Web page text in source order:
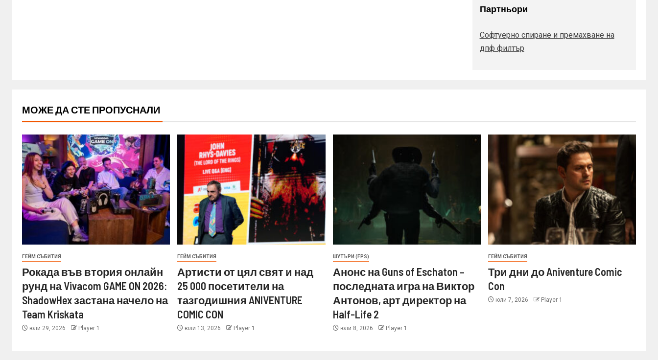
Партньори
Софтуерно спиране и премахване на
дпф филтър
МОЖЕ ДА СТЕ ПРОПУСНАЛИ
ГЕЙМ СЪБИТИЯ
Рокада във втория онлайн
рунд на Vivacom GAME ON 2026:
ShadowHex застана начело на
Team Kriskata
юли 29, 2026 Player 1
ГЕЙМ СЪБИТИЯ
Артисти от цял свят и над
25 000 посетители на
тазгодишния ANIVENTURE
COMIC CON
юли 13, 2026 Player 1
ШУТЪРИ (FPS)
Анонс на Guns of Eschaton –
последната игра на Виктор
Антонов, арт директор на
Half-Life 2
юли 8, 2026 Player 1
ГЕЙМ СЪБИТИЯ
Три дни до Aniventure Comic
Con
юли 7, 2026 Player 1